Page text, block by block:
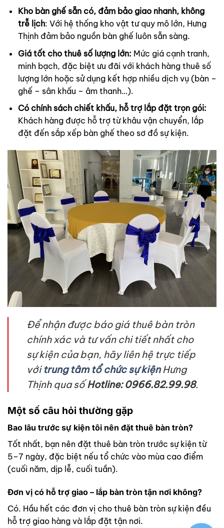
Kho bàn ghế sẵn có, đảm bảo giao nhanh, không
trễ lịch: Với hệ thống kho vật tư quy mô lớn, Hưng
Thịnh đảm bảo nguồn bàn ghế luôn sẵn sàng.
Giá tốt cho thuê số lượng lớn: Mức giá cạnh tranh,
minh bạch, đặc biệt ưu đãi với khách hàng thuê số
lượng lớn hoặc sử dụng kết hợp nhiều dịch vụ (bàn –
ghế – sân khấu – âm thanh…).
Có chính sách chiết khấu, hỗ trợ lắp đặt trọn gói:
Khách hàng được hỗ trợ từ khâu vận chuyển, lắp
đặt đến sắp xếp bàn ghế theo sơ đồ sự kiện.
Để nhận được báo giá thuê bàn tròn
chính xác và tư vấn chi tiết nhất cho
sự kiện của bạn, hãy liên hệ trực tiếp
với trung tâm tổ chức sự kiệnHưng
Thịnh qua sốHotline: 0966.82.99.98.
Một số câu hỏi thường gặp
Bao lâu trước sự kiện tôi nên đặt thuê bàn tròn?
Tốt nhất, bạn nên đặt thuê bàn tròn trước sự kiện từ
5–7 ngày, đặc biệt nếu tổ chức vào mùa cao điểm
(cuối năm, dịp lễ, cuối tuần).
Đơn vị có hỗ trợ giao – lắp bàn tròn tận nơi không?
Có. Hầu hết các đơn vị cho thuê bàn tròn sự kiện đều
hỗ trợ giao hàng và lắp đặt tận nơi.